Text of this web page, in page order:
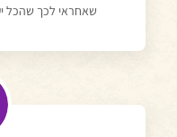
שאחראי לכך שהכל